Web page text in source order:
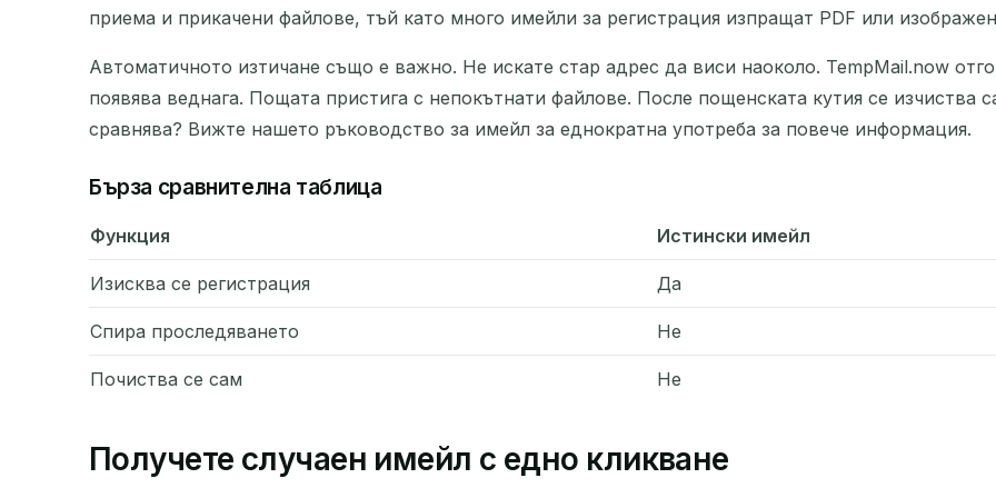
приема и прикачени файлове, тъй като много имейли за регистрация изпращат PDF или
Автоматичното изтичане също е важно. Не искате стар адрес да виси наоколо. TempMail.now
появява веднага. Пощата пристига с непокътнати файлове. После пощенската кутия се изчиства
сравнява? Вижте нашето ръководство за имейл за еднократна употреба за повече информация.
Бърза сравнителна таблица
Функция Истински имейл
Изисква се регистрация Да
Спира проследяването Не
Почиства се сам Не
Получете случаен имейл с едно кликване